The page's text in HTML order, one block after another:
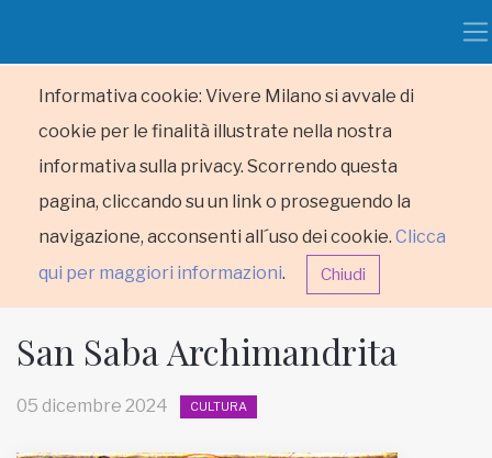
Informativa cookie: Vivere Milano si avvale di
cookie per le finalità illustrate nella nostra
informativa sulla privacy. Scorrendo questa
pagina, cliccando su un link o proseguendo la
navigazione, acconsenti all´uso dei cookie. Clicca
qui per maggiori informazioni. Chiudi
San Saba Archimandrita
05 dicembre 2024 CULTURA